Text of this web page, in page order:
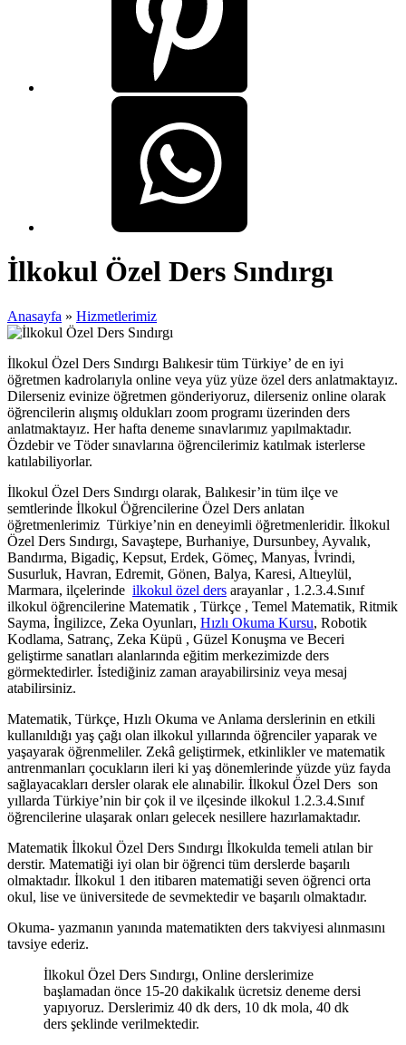
İlkokul Özel Ders Sındırgı
Anasayfa » Hizmetlerimiz
İlkokul Özel Ders Sındırgı Balıkesir tüm Türkiye’ de en iyi
öğretmen kadrolarıyla online veya yüz yüze özel ders anlatmaktayız.
Dilerseniz evinize öğretmen gönderiyoruz, dilerseniz online olarak
öğrencilerin alışmış oldukları zoom programı üzerinden ders
anlatmaktayız. Her hafta deneme sınavlarımız yapılmaktadır.
Özdebir ve Töder sınavlarına öğrencilerimiz katılmak isterlerse
katılabiliyorlar.
İlkokul Özel Ders Sındırgı olarak, Balıkesir’in tüm ilçe ve
semtlerinde İlkokul Öğrencilerine Özel Ders anlatan
öğretmenlerimiz Türkiye’nin en deneyimli öğretmenleridir. İlkokul
Özel Ders Sındırgı, Savaştepe, Burhaniye, Dursunbey, Ayvalık,
Bandırma, Bigadiç, Kepsut, Erdek, Gömeç, Manyas, İvrindi,
Susurluk, Havran, Edremit, Gönen, Balya, Karesi, Altıeylül,
Marmara, ilçelerinde ilkokul özel ders arayanlar , 1.2.3.4.Sınıf
ilkokul öğrencilerine Matematik , Türkçe , Temel Matematik, Ritmik
Sayma, İngilizce, Zeka Oyunları, Hızlı Okuma Kursu, Robotik
Kodlama, Satranç, Zeka Küpü , Güzel Konuşma ve Beceri
geliştirme sanatları alanlarında eğitim merkezimizde ders
görmektedirler. İstediğiniz zaman arayabilirsiniz veya mesaj
atabilirsiniz.
Matematik, Türkçe, Hızlı Okuma ve Anlama derslerinin en etkili
kullanıldığı yaş çağı olan ilkokul yıllarında öğrenciler yaparak ve
yaşayarak öğrenmeliler. Zekâ geliştirmek, etkinlikler ve matematik
antrenmanları çocukların ileri ki yaş dönemlerinde yüzde yüz fayda
sağlayacakları dersler olarak ele alınabilir. İlkokul Özel Ders son
yıllarda Türkiye’nin bir çok il ve ilçesinde ilkokul 1.2.3.4.Sınıf
öğrencilerine ulaşarak onları gelecek nesillere hazırlamaktadır.
Matematik İlkokul Özel Ders Sındırgı İlkokulda temeli atılan bir
derstir. Matematiği iyi olan bir öğrenci tüm derslerde başarılı
olmaktadır. İlkokul 1 den itibaren matematiği seven öğrenci orta
okul, lise ve üniversitede de sevmektedir ve başarılı olmaktadır.
Okuma- yazmanın yanında matematikten ders takviyesi alınmasını
tavsiye ederiz.
İlkokul Özel Ders Sındırgı, Online derslerimize
başlamadan önce 15-20 dakikalık ücretsiz deneme dersi
yapıyoruz. Derslerimiz 40 dk ders, 10 dk mola, 40 dk
ders şeklinde verilmektedir.